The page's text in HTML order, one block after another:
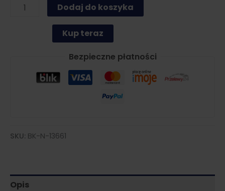
ilość
Konsultacja
komunikacji
Dodaj do koszyka
Kup teraz
Bezpieczne płatności
SKU: BK-N-13661
Opis